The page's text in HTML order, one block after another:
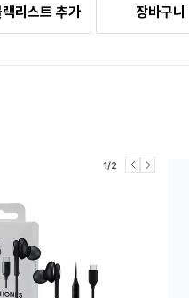
리스트 추가 장바구니
1/2